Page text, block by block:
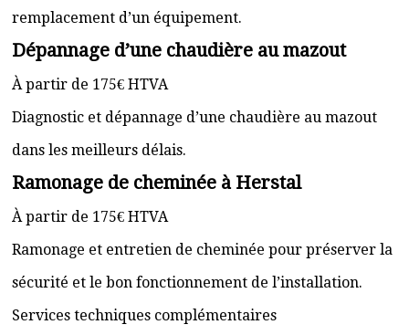
remplacement d’un équipement.
Dépannage d’une chaudière au mazout
À partir de 175€ HTVA
Diagnostic et dépannage d’une chaudière au mazout
dans les meilleurs délais.
Ramonage de cheminée à Herstal
À partir de 175€ HTVA
Ramonage et entretien de cheminée pour préserver la
sécurité et le bon fonctionnement de l’installation.
Services techniques complémentaires